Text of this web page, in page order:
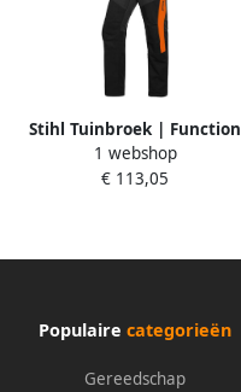
Stihl Tuinbroek | Function
Universal | Maat XS
883880602
1 webshop
€ 113,05
Populaire categorieën
Gereedschap